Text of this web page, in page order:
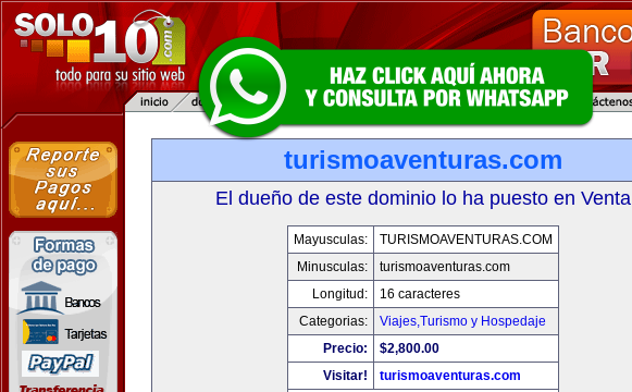
turismoaventuras.com
El dueño de este dominio lo ha puesto en Venta
Mayusculas:
TURISMOAVENTURAS.COM
Minusculas:
turismoaventuras.com
Longitud:
16 caracteres
Categorias:
Viajes,Turismo y Hospedaje
Precio:
$2,800.00
Visitar!
turismoaventuras.com